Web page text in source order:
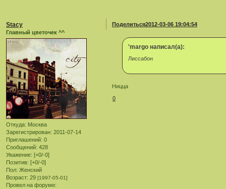
Поделиться2012-03-06 19:04:54
Stacy
Главный цветочек ^^
Откуда: Москва
Зарегистрирован: 2011-07-14
Приглашений: 0
Сообщений: 428
Уважение: [+0/-0]
Позитив: [+0/-0]
Пол: Женский
Возраст: 29 [1997-05-01]
Провел на форуме:
'margo написал(а):
Лиссабон
Ницца
0